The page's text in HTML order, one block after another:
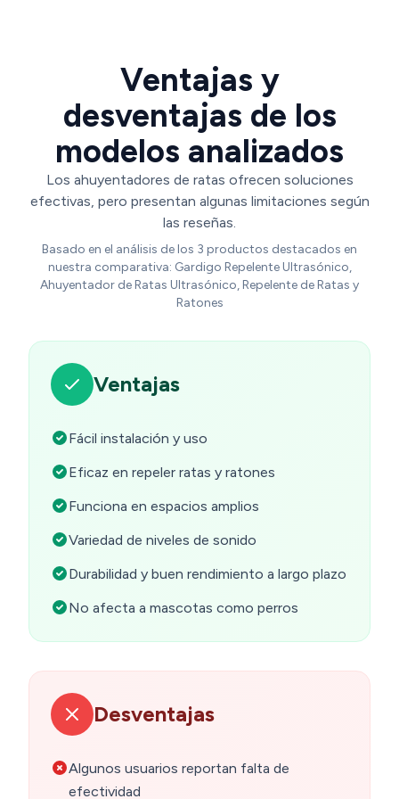
Ventajas y
desventajas de los
modelos analizados
Los ahuyentadores de ratas ofrecen soluciones
efectivas, pero presentan algunas limitaciones según
las reseñas.
Basado en el análisis de los 3 productos destacados en
nuestra comparativa: Gardigo Repelente Ultrasónico,
Ahuyentador de Ratas Ultrasónico, Repelente de Ratas y
Ratones
Ventajas
Fácil instalación y uso
Eficaz en repeler ratas y ratones
Funciona en espacios amplios
Variedad de niveles de sonido
Durabilidad y buen rendimiento a largo plazo
No afecta a mascotas como perros
Desventajas
Algunos usuarios reportan falta de
efectividad